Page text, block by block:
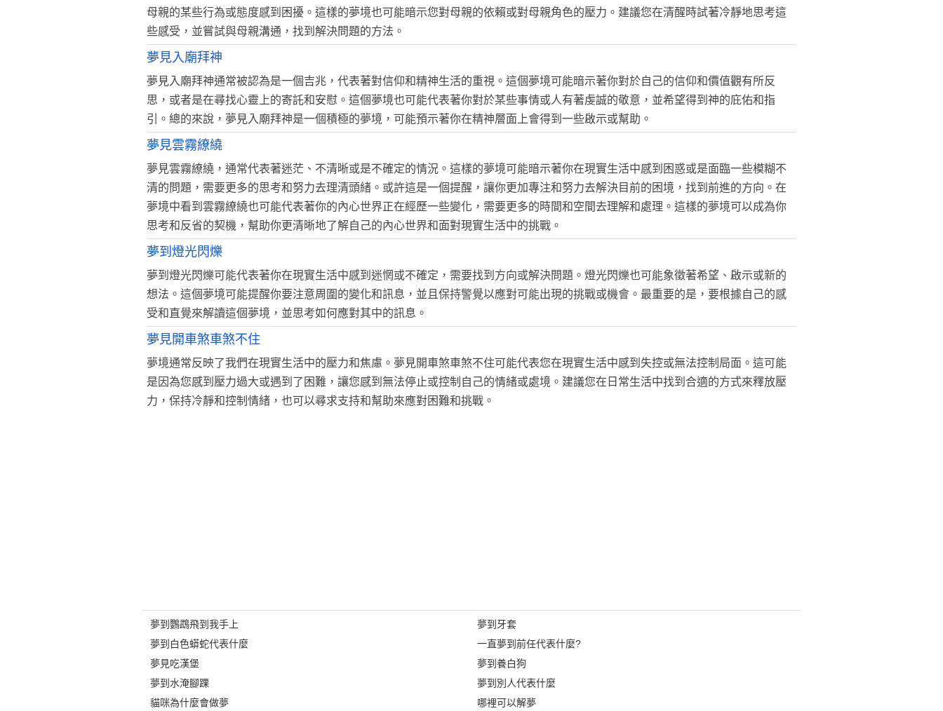
母親的某些行為或態度感到困擾。這樣的夢境也可能暗示您對母親的依賴或對母親角色的壓力。建議您在清醒時試著冷靜地思考這
些感受，並嘗試與母親溝通，找到解決問題的方法。
夢見入廟拜神
夢見入廟拜神通常被認為是一個吉兆，代表著對信仰和精神生活的重視。這個夢境可能暗示著你對於自己的信仰和價值觀有所反
思，或者是在尋找心靈上的寄託和安慰。這個夢境也可能代表著你對於某些事情或人有著虔誠的敬意，並希望得到神的庇佑和指
引。總的來說，夢見入廟拜神是一個積極的夢境，可能預示著你在精神層面上會得到一些啟示或幫助。
夢見雲霧繚繞
夢見雲霧繚繞，通常代表著迷茫、不清晰或是不確定的情況。這樣的夢境可能暗示著你在現實生活中感到困惑或是面臨一些模糊不
清的問題，需要更多的思考和努力去理清頭緒。或許這是一個提醒，讓你更加專注和努力去解決目前的困境，找到前進的方向。在
夢境中看到雲霧繚繞也可能代表著你的內心世界正在經歷一些變化，需要更多的時間和空間去理解和處理。這樣的夢境可以成為你
思考和反省的契機，幫助你更清晰地了解自己的內心世界和面對現實生活中的挑戰。
夢到燈光閃爍
夢到燈光閃爍可能代表著你在現實生活中感到迷惘或不確定，需要找到方向或解決問題。燈光閃爍也可能象徵著希望、啟示或新的
想法。這個夢境可能提醒你要注意周圍的變化和訊息，並且保持警覺以應對可能出現的挑戰或機會。最重要的是，要根據自己的感
受和直覺來解讀這個夢境，並思考如何應對其中的訊息。
夢見開車煞車煞不住
夢境通常反映了我們在現實生活中的壓力和焦慮。夢見開車煞車煞不住可能代表您在現實生活中感到失控或無法控制局面。這可能
是因為您感到壓力過大或遇到了困難，讓您感到無法停止或控制自己的情緒或處境。建議您在日常生活中找到合適的方式來釋放壓
力，保持冷靜和控制情緒，也可以尋求支持和幫助來應對困難和挑戰。
夢到鸚鵡飛到我手上
夢到白色蟒蛇代表什麼
夢見吃漢堡
夢到水淹腳踝
貓咪為什麼會做夢
夢到牙套
一直夢到前任代表什麼?
夢到養白狗
夢到別人代表什麼
哪裡可以解夢